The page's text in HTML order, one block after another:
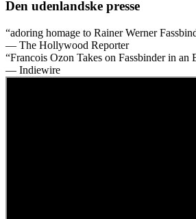
Den udenlandske presse
“adoring homage to Rainer Werner
— The Hollywood Reporter
“Francois Ozon Takes on Fassbinder in
— Indiewire